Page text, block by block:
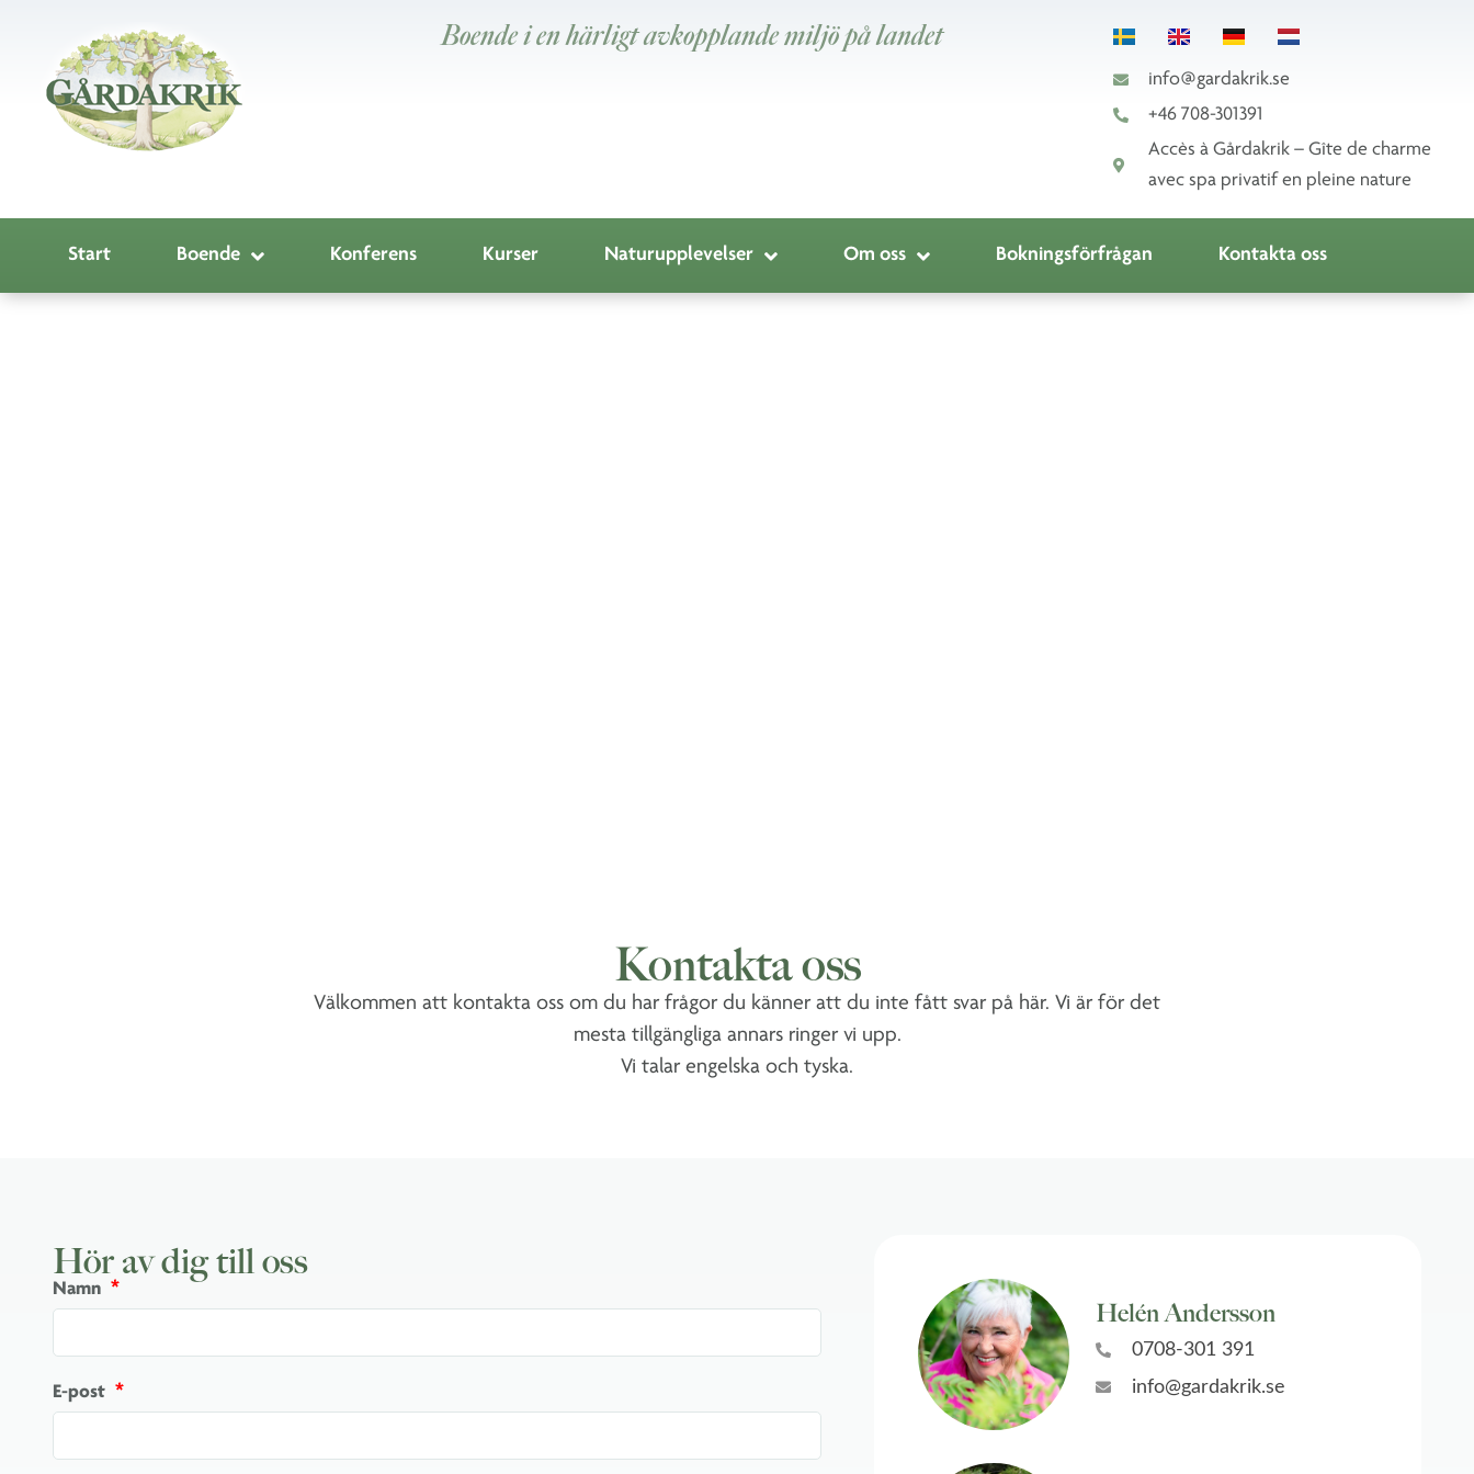
Boende i en härligt avkopplande miljö på landet
info@gardakrik.se
+46 708-301391
Accès à Gårdakrik – Gîte de charme
avec spa privatif en pleine nature
Start Boende Konferens Kurser Naturupplevelser Om oss Bokningsförfrågan Kontakta oss
Kontakta oss
Välkommen att kontakta oss om du har frågor du känner att du inte fått svar på här. Vi är för det
mesta tillgängliga annars ringer vi upp.
Vi talar engelska och tyska.
Hör av dig till oss
Namn
E-post
Helén Andersson
0708-301 391
info@gardakrik.se